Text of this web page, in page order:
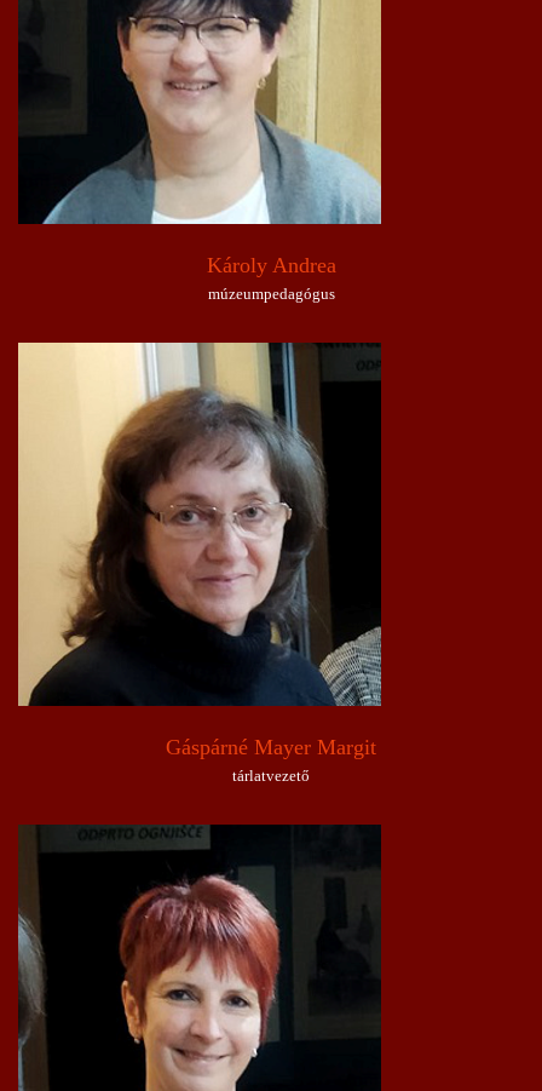
Károly Andrea
múzeumpedagógus
Gáspárné Mayer Margit
tárlatvezető